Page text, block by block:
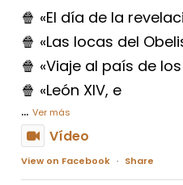
🍿 «El día de la
🍿 «Las locas del
🍿 «Viaje al país de
🍿 «León XIV, e
... Ver más
Vídeo
View on Facebook · Share